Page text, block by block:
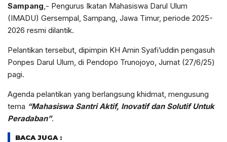
Sampang ,- Pengurus Ikatan Mahasiswa Darul Ulum
(IMADU) Gersempal, Sampang, Jawa Timur, periode 2025-
2026 resmi dilantik.
Pelantikan tersebut, dipimpin KH Amin Syafi’uddin pengasuh
Ponpes Darul Ulum, di Pendopo Trunojoyo, Jumat (27/6/25)
pagi.
Agenda pelantikan yang berlangsung khidmat, mengusung
tema “Mahasiswa Santri Aktif, Inovatif dan Solutif Untuk
Peradaban”.
BACA JUGA :